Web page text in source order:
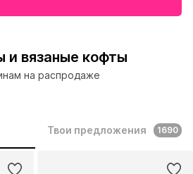
и вязаные кофты
на распродаже
Твои предложения 1690